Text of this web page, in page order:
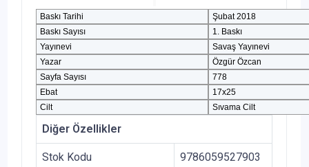
Baskı Tarihi
Şubat 2018
Baskı Sayısı
1. Baskı
Yayınevi
Savaş Yayınevi
Yazar
Özgür Özcan
Sayfa Sayısı
778
Ebat
17x25
Cilt
Sıvama Cilt
Diğer Özellikler
Stok Kodu 9786059527903